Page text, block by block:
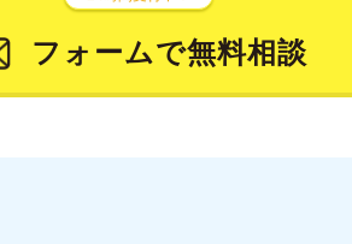
フォームで無料相談